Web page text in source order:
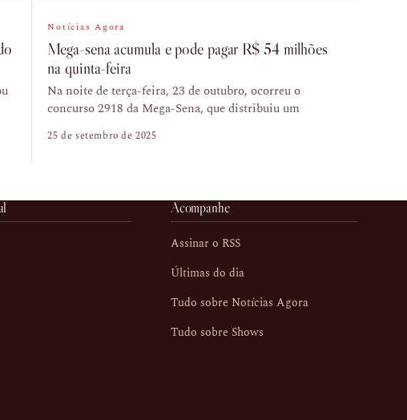
Notícias Agora
Mega-sena acumula e pode pagar R$ 54 milhões
na quinta-feira
Na noite de terça-feira, 23 de outubro, ocorreu o
concurso 2918 da Mega-Sena, que distribuiu um
25 de setembro de 2025
Acompanhe
Assinar o RSS
Últimas do dia
Tudo sobre Notícias Agora
Tudo sobre Shows